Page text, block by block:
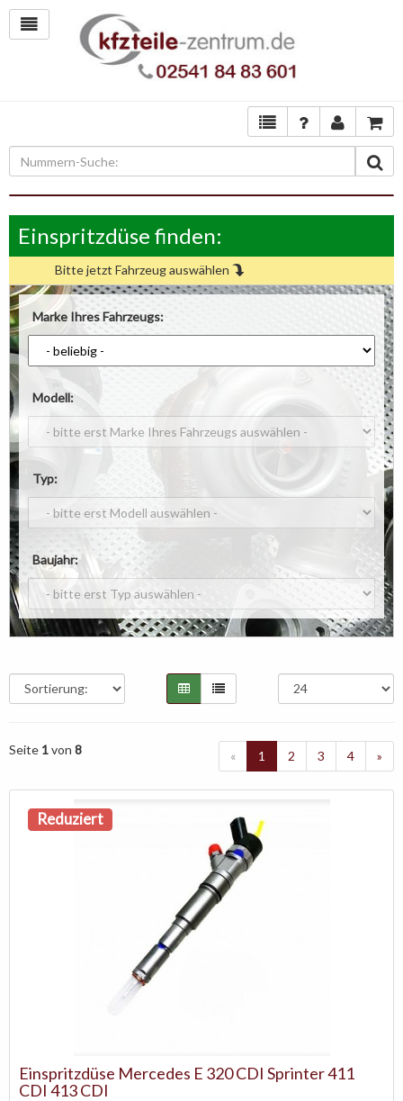
Einspritzdüse finden:
Bitte jetzt Fahrzeug auswählen
Marke Ihres Fahrzeugs:
Modell:
Typ:
Baujahr:
Seite 1von 8 « 1 2 3 4 »
Reduziert
Einspritzdüse Mercedes E 320 CDI Sprinter 411
CDI 413 CDI